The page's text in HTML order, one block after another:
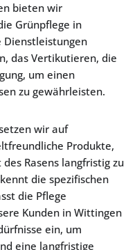
bieten wir
Grünpflege in
Dienstleistungen
das Vertikutieren, die
um einen
zu gewährleisten.
wir auf
Produkte,
Rasens langfristig zu
die spezifischen
die Pflege
Kunden in Wittingen
ein, um
eine langfristige